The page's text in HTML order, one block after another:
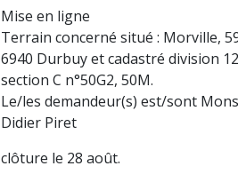
Mise en ligne
Terrain concerné situé : Morville,
6940 Durbuy et cadastré division
section C n°50G2, 50M.
Le/les demandeur(s) est/sont
Didier Piret
clôture le 28 août.